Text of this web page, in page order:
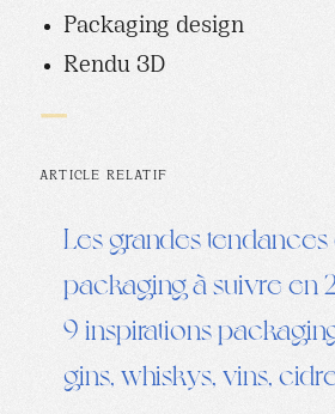
Packaging design
Rendu 3D
ARTICLE RELATIF
Les grandes
packaging à suivre en
9 inspirations
gins, whiskys, vins,